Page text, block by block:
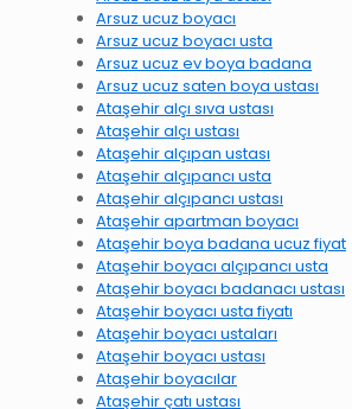
Arsuz ucuz boyacı
Arsuz ucuz boyacı usta
Arsuz ucuz ev boya badana
Arsuz ucuz saten boya ustası
Ataşehir alçı sıva ustası
Ataşehir alçı ustası
Ataşehir alçıpan ustası
Ataşehir alçıpancı usta
Ataşehir alçıpancı ustası
Ataşehir apartman boyacı
Ataşehir boya badana ucuz fiyat
Ataşehir boyacı alçıpancı usta
Ataşehir boyacı badanacı ustası
Ataşehir boyacı usta fiyatı
Ataşehir boyacı ustaları
Ataşehir boyacı ustası
Ataşehir boyacılar
Ataşehir çatı ustası